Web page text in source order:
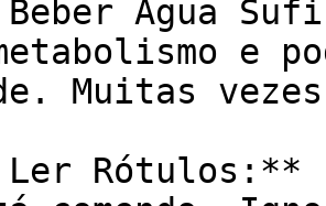
Beber Água
e
Muitas
Rótulos:**